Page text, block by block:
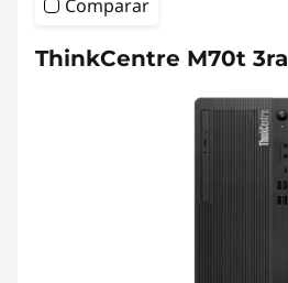
Comparar
ThinkCentre M70t